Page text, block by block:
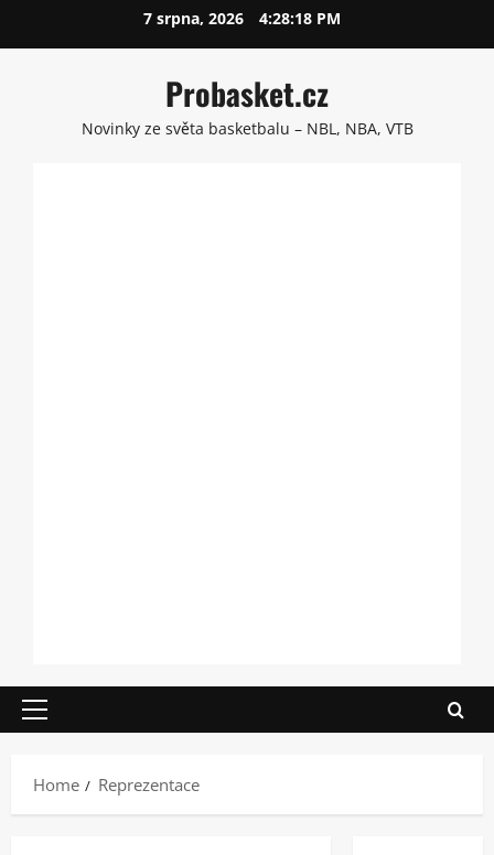
7 srpna, 2026 4:28:19 PM
Probasket.cz
Novinky ze světa basketbalu – NBL, NBA, VTB
Primary
Home
Reprezentace